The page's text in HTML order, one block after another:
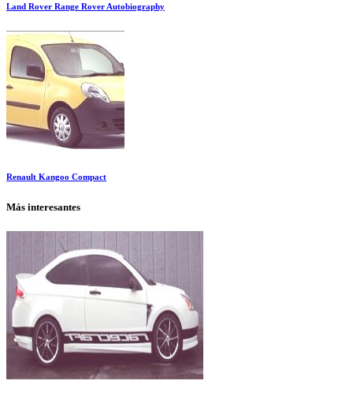
Land Rover Range Rover Autobiography
Renault Kangoo Compact
Más interesantes